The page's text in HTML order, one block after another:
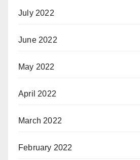
July 2022
June 2022
May 2022
April 2022
March 2022
February 2022